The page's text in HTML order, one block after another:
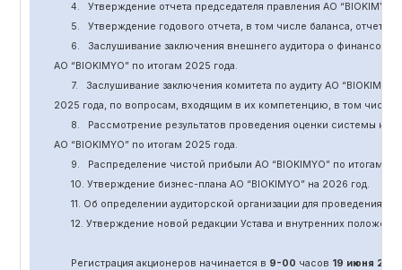
4.
Утверждение отчета председателя правления АО “BIOKIMYO
5.
Утверждение годового отчета, в том числе баланса, отчет о
6.
Заслушивание заключения внешнего аудитора о финансовой
АО “BIOKIMYO”по итогам 2025 года.
7.
Заслушивание заключения комитета по аудитуАО “BIOKIMYO
2025 года, по вопросам, входящим в их компетенцию, в том
8.
Рассмотрение результатов проведения оценки системы
АО “BIOKIMYO”по итогам 2025 года.
9.
Распределение чистой прибыли АО “BIOKIMYO”по итогам
10. Утверждение бизнес-плана АО “BIOKIMYO”на 2026 год.
11. Об определении аудиторской организации для проведения
12. Утверждение новой редакции Устава и внутренних
Регистрация акционеров начинается в 9-00 часов 19 июня 202